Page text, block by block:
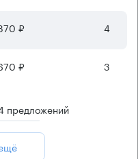
₽ 4
₽ 3
предложений